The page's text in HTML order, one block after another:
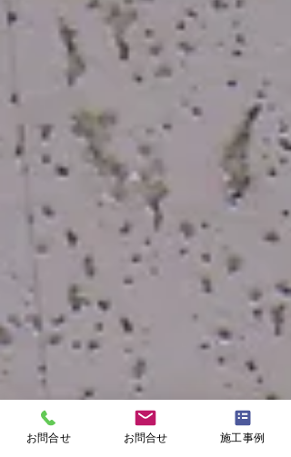
お問合せ お問合せ 施工事例